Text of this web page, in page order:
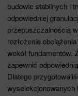
budowie stabilnych i
odpowiedniej
przepuszczalnością
rozłożenie
wokół fundamentów.
zapewnić
Dlatego
wyselekcjonowanych